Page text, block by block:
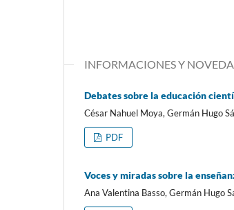
INFORMACIONES Y
Debates sobre la educación
César Nahuel Moya, Germán Hugo
PDF
Voces y miradas sobre la
Ana Valentina Basso, Germán Hugo